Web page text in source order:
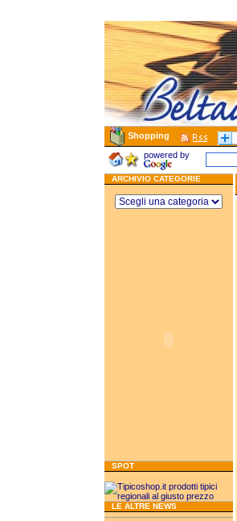
Shopping
powered by
ARCHIVIO CATEGORIE
SPOT
LE ALTRE NEWS